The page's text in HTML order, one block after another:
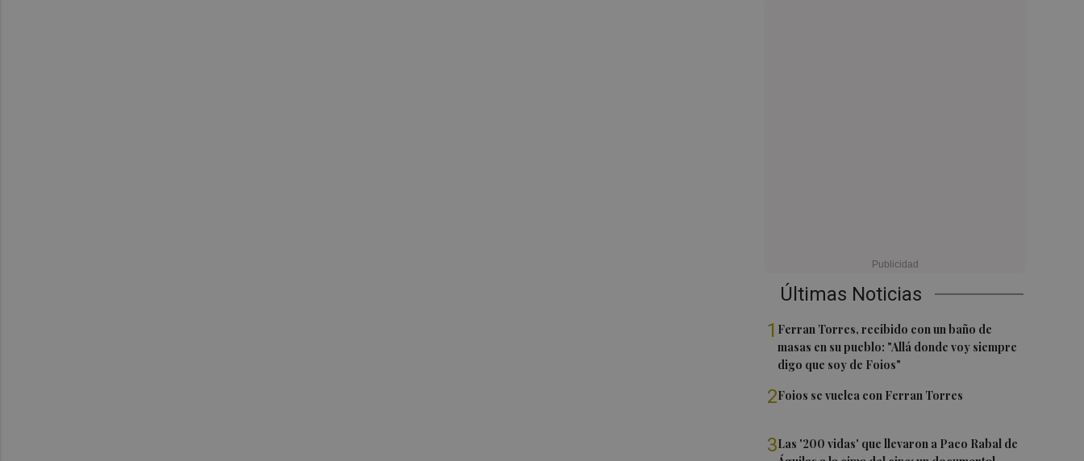
Últimas Noticias
1 Ferran Torres, recibido con un baño de
masas en su pueblo: "Allá donde voy siempre
digo que soy de Foios"
2Foios se vuelca con Ferran Torres
3Las '200 vidas' que llevaron a Paco Rabal de